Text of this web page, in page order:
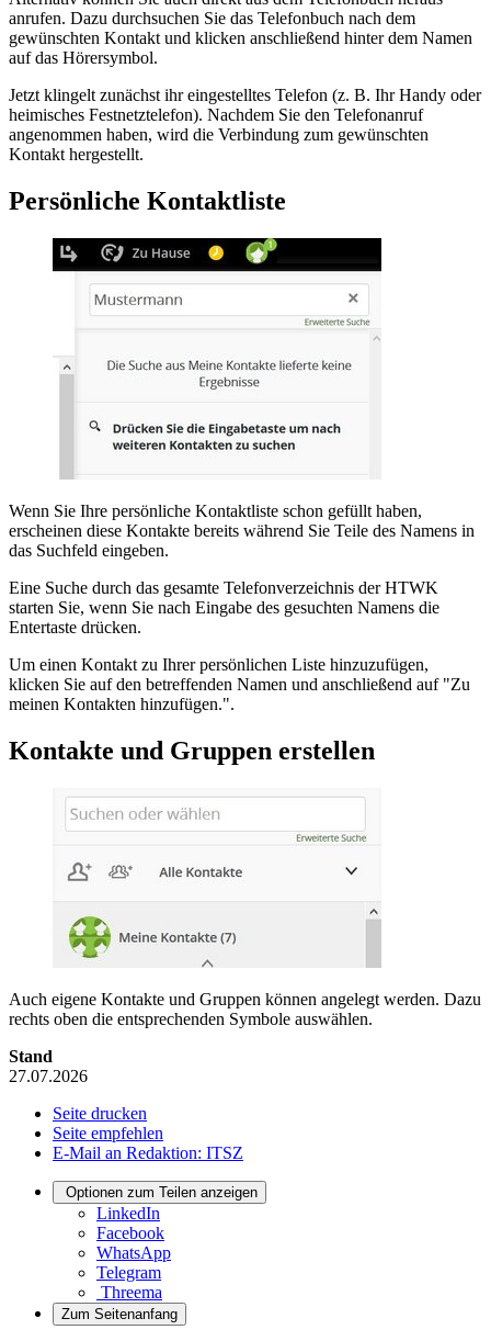
anrufen. Dazu durchsuchen Sie das Telefonbuch nach dem
gewünschten Kontakt und klicken anschließend hinter dem Namen
auf das Hörersymbol.
Jetzt klingelt zunächst ihr eingestelltes Telefon (z. B. Ihr Handy oder
heimisches Festnetztelefon). Nachdem Sie den Telefonanruf
angenommen haben, wird die Verbindung zum gewünschten
Kontakt hergestellt.
Persönliche Kontaktliste
Wenn Sie Ihre persönliche Kontaktliste schon gefüllt haben,
erscheinen diese Kontakte bereits während Sie Teile des Namens in
das Suchfeld eingeben.
Eine Suche durch das gesamte Telefonverzeichnis der HTWK
starten Sie, wenn Sie nach Eingabe des gesuchten Namens die
Entertaste drücken.
Um einen Kontakt zu Ihrer persönlichen Liste hinzuzufügen,
klicken Sie auf den betreffenden Namen und anschließend auf "Zu
meinen Kontakten hinzufügen.".
Kontakte und Gruppen erstellen
Auch eigene Kontakte und Gruppen können angelegt werden. Dazu
rechts oben die entsprechenden Symbole auswählen.
Stand
27.07.2026
Seite drucken
Seite empfehlen
E-Mail an Redaktion: ITSZ
Optionen zum Teilen anzeigen
LinkedIn
Facebook
WhatsApp
Telegram
Threema
Zum Seitenanfang